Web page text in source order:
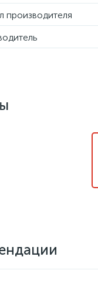
производителя